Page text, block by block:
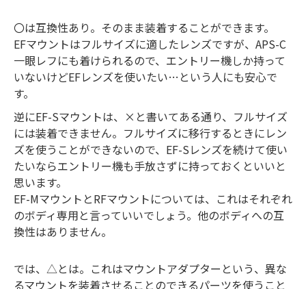
〇は互換性あり。そのまま装着することができます。
EFマウントはフルサイズに適したレンズですが、APS-C
一眼レフにも着けられるので、エントリー機しか持って
いないけどEFレンズを使いたい…という人にも安心で
す。
逆にEF-Sマウントは、×と書いてある通り、フルサイズ
には装着できません。フルサイズに移行するときにレン
ズを使うことができないので、EF-Sレンズを続けて使い
たいならエントリー機も手放さずに持っておくといいと
思います。
EF-MマウントとRFマウントについては、これはそれぞれ
のボディ専用と言っていいでしょう。他のボディへの互
換性はありません。
では、△とは。これはマウントアダプターという、異な
るマウントを装着させることのできるパーツを使うこと